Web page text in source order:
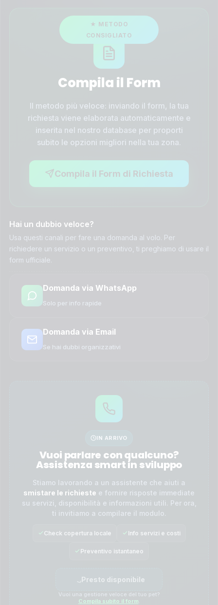
Compila il Form
Il metodo più veloce: inviando il form, la tua
richiesta viene elaborata automaticamente e
inserita nel nostro database per proporti
subito le opzioni migliori nella tua zona.
Compila il Form di Richiesta
Hai un dubbio veloce?
Usa questi canali per fare una domanda al volo. Per
richiedere un servizio o un preventivo, ti preghiamo di usare il
form ufficiale.
Domanda via WhatsApp
Solo per info rapide
Domanda via Email
Se hai dubbi organizzativi
IN ARRIVO
Vuoi parlare con qualcuno?
Assistenza smart in sviluppo
Stiamo lavorando a un assistente che aiuti a
smistare le richieste e fornire risposte immediate
su servizi, disponibilità e informazioni utili. Per ora,
ti invitiamo a compilare il modulo.
Check copertura locale Info servizi e costi
Preventivo istantaneo
Presto disponibile
Vuoi una gestione veloce del tuo pet?
Compila subito il form